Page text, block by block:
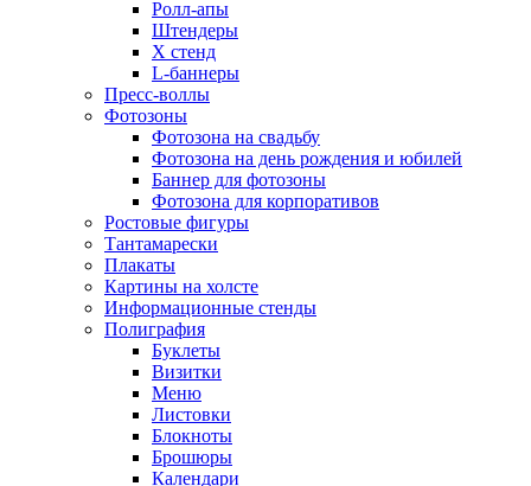
Ролл-апы
Штендеры
Х стенд
L-баннеры
Пресс-воллы
Фотозоны
Фотозона на свадьбу
Фотозона на день рождения и юбилей
Баннер для фотозоны
Фотозона для корпоративов
Ростовые фигуры
Тантамарески
Плакаты
Картины на холсте
Информационные стенды
Полиграфия
Буклеты
Визитки
Меню
Листовки
Блокноты
Брошюры
Календари